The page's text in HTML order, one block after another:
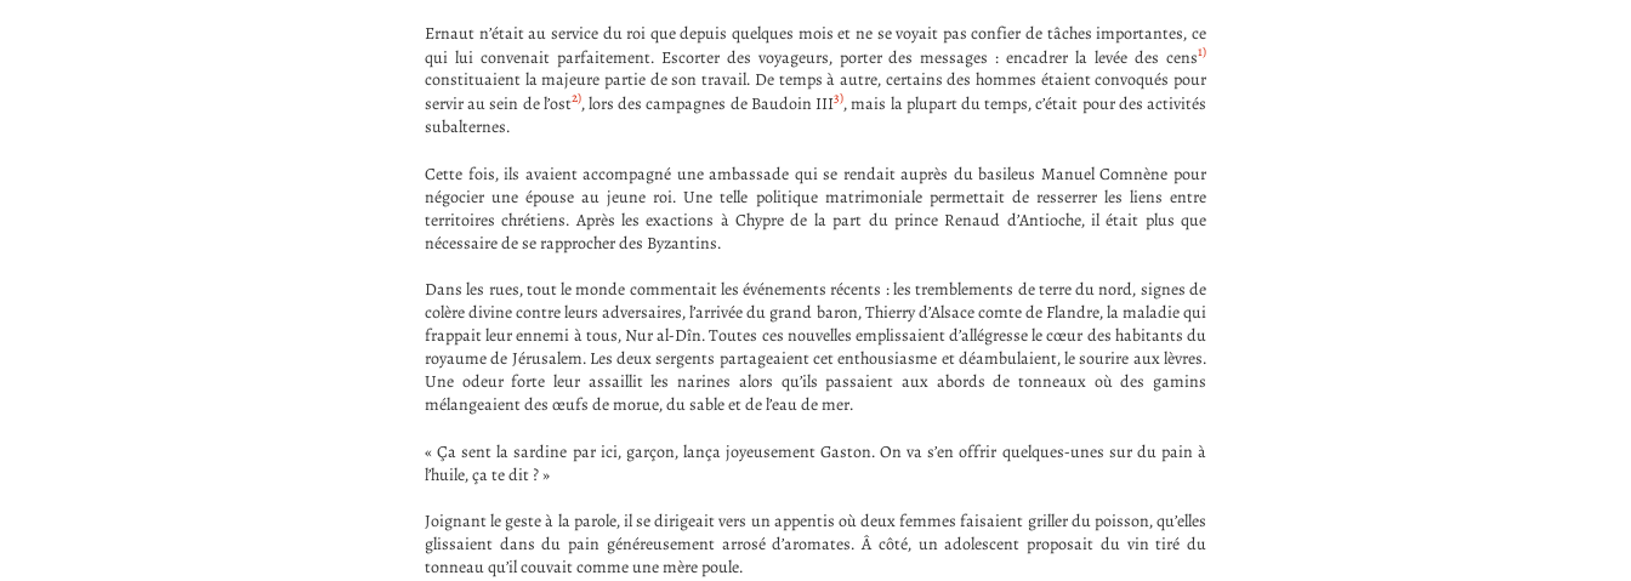
Ernaut n’était au service du roi que depuis quelques mois et ne se voyait pas confier de tâches importantes, ce
qui lui convenait parfaitement. Escorter des voyageurs, porter des messages : encadrer la levée des cens1)
constituaient la majeure partie de son travail. De temps à autre, certains des hommes étaient convoqués pour
servir au sein de l’ost2), lors des campagnes de Baudoin III3), mais la plupart du temps, c’était pour des activités
subalternes.
Cette fois, ils avaient accompagné une ambassade qui se rendait auprès du basileus Manuel Comnène pour
négocier une épouse au jeune roi. Une telle politique matrimoniale permettait de resserrer les liens entre
territoires chrétiens. Après les exactions à Chypre de la part du prince Renaud d’Antioche, il était plus que
nécessaire de se rapprocher des Byzantins.
Dans les rues, tout le monde commentait les événements récents : les tremblements de terre du nord, signes de
colère divine contre leurs adversaires, l’arrivée du grand baron, Thierry d’Alsace comte de Flandre, la maladie qui
frappait leur ennemi à tous, Nur al-Dîn. Toutes ces nouvelles emplissaient d’allégresse le cœur des habitants du
royaume de Jérusalem. Les deux sergents partageaient cet enthousiasme et déambulaient, le sourire aux lèvres.
Une odeur forte leur assaillit les narines alors qu’ils passaient aux abords de tonneaux où des gamins
mélangeaient des œufs de morue, du sable et de l’eau de mer.
« Ça sent la sardine par ici, garçon, lança joyeusement Gaston. On va s’en offrir quelques-unes sur du pain à
l’huile, ça te dit ? »
Joignant le geste à la parole, il se dirigeait vers un appentis où deux femmes faisaient griller du poisson, qu’elles
glissaient dans du pain généreusement arrosé d’aromates. Â côté, un adolescent proposait du vin tiré du
tonneau qu’il couvait comme une mère poule.